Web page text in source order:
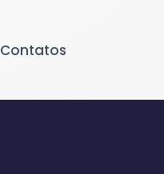
Contatos